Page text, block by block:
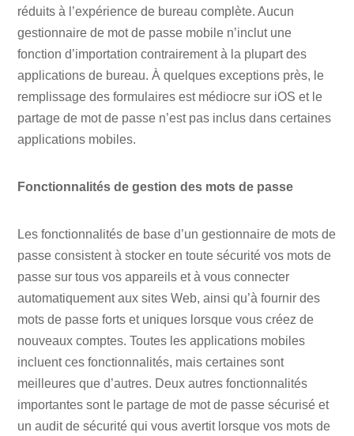
réduits à l’expérience de bureau complète. Aucun
gestionnaire de mot de passe mobile n’inclut une
fonction d’importation contrairement à la plupart des
applications de bureau. À quelques exceptions près, le
remplissage des formulaires est médiocre sur iOS et le
partage de mot de passe n’est pas inclus dans certaines
applications mobiles.
Fonctionnalités de gestion des mots de passe
Les fonctionnalités de base d’un gestionnaire de mots de
passe consistent à stocker en toute sécurité vos mots de
passe sur tous vos appareils et à vous connecter
automatiquement aux sites Web, ainsi qu’à fournir des
mots de passe forts et uniques lorsque vous créez de
nouveaux comptes. Toutes les applications mobiles
incluent ces fonctionnalités, mais certaines sont
meilleures que d’autres. Deux autres fonctionnalités
importantes sont le partage de mot de passe sécurisé et
un audit de sécurité qui vous avertit lorsque vos mots de